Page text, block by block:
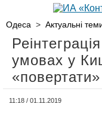
Одеса > Актуальні
умовах у
11:18 / 01.11.2019